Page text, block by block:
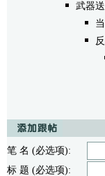
武器
笔 名 (必选项):
标 题 (必选项):